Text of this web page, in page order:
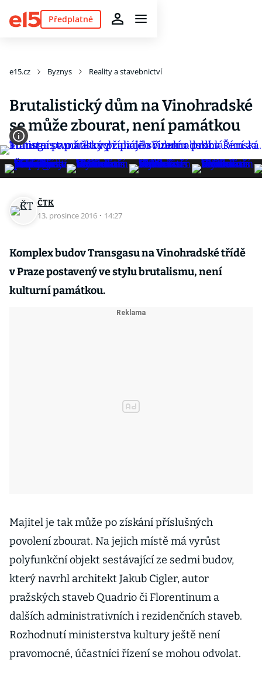
Předplatné
e15.cz Byznys Reality a stavebnictví
Brutalistický dům na Vinohradské
se může zbourat, není památkou
ČTK
13. prosince 2016 · 14:27
Komplex budov Transgasu na Vinohradské třídě
v Praze postavený ve stylu brutalismu, není
kulturní památkou.
Majitel je tak může po získání příslušných
povolení zbourat. Na jejich místě má vyrůst
polyfunkční objekt sestávající ze sedmi budov,
který navrhl architekt Jakub Cigler, autor
pražských staveb Quadrio či Florentinum a
dalších administrativních i rezidenčních staveb.
Rozhodnutí ministerstva kultury ještě není
pravomocné, účastníci řízení se mohou odvolat.